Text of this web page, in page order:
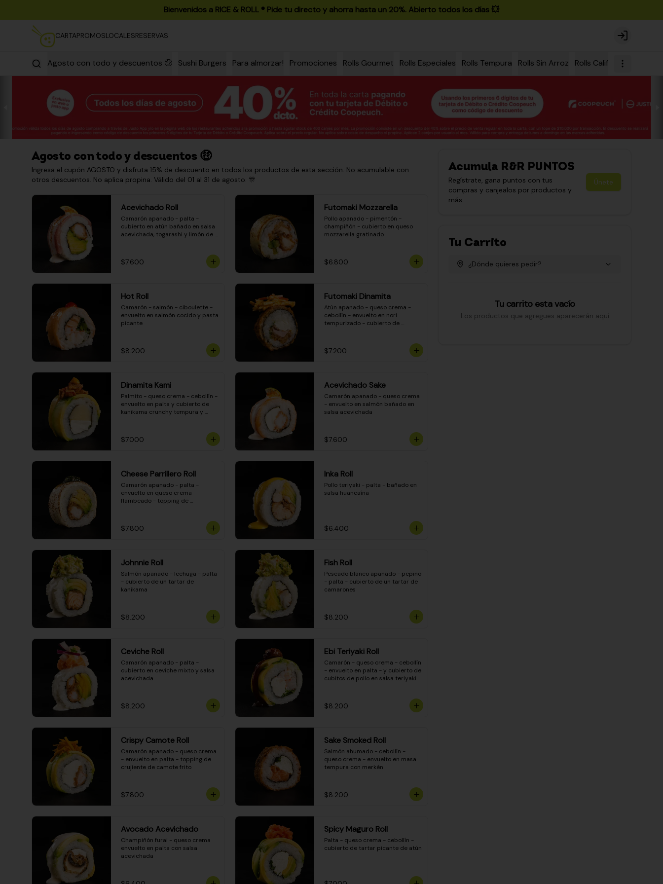
Bienvenidos a RICE & ROLL ®️ Pide tu directo y ahorra hasta un 20%. Abierto todos los días 💥
CARTAPROMOSLOCALESRESERVAS Login
Agosto con todo y descuentos 🤑 Sushi Burgers Para almorzar! Promociones Rolls Gourmet Rolls Especiales Rolls Tempura Rolls Sin Arroz Rolls California
Agosto con todo y descuentos 🤑
Ingresa el cupón AGOSTO y disfruta 15% de descuento en todos los productos de esta sección. No acumulable con
otros descuentos. No aplica propina. Válido del 01 al 31 de agosto. 🎊
Acevichado Roll
Camarón apanado - palta -
cubierto en atún bañado en salsa
acevichada, togarashi y limón de
$7.600
Futomaki Mozzarella
Pollo apanado - pimentón -
champiñón - cubierto en queso
mozzarella gratinado
$6.800
Hot Roll
Camarón - salmón - ciboulette -
envuelto en salmón cocido y pasta
picante
$8.200
Futomaki Dinamita
Atún apanado - queso crema -
cebollín - envuelto en nori
tempurizado - cubierto de
$7.200
Dinamita Kami
Palmito - queso crema - cebollín -
envuelto en palta y cubierto de
kanikama crunchy tempura y
$7.000
Acevichado Sake
Camarón apanado - queso crema
- envuelto en salmón bañado en
salsa acevichada
$7.600
Cheese Parrillero Roll
Camarón apanado - palta -
envuelto en queso crema
flambeado - topping de
$7.800
Inka Roll
Pollo teriyaki - palta - bañado en
salsa huancaína
$6.400
Johnnie Roll
Salmón apanado - lechuga - palta
- cubierto de un tartar de
kanikama
$8.200
Fish Roll
Pescado blanco apanado - pepino
- palta - cubierto de un tartar de
camarones
$8.200
Ceviche Roll
Camarón apanado - palta -
cubierto en ceviche mixto y salsa
acevichada
$8.200
Ebi Teriyaki Roll
Camarón - queso crema - cebollín
- envuelto en palta - y cubierto de
cubitos de pollo en salsa teriyaki
$8.200
Crispy Camote Roll
Camarón apanado - queso crema
- envuelto en palta - topping de
crujiente de camote frito
$7.800
Sake Smoked Roll
Salmón ahumado - cebollín -
queso crema - envuelto en masa
tempura con merkén
$8.200
Avocado Acevichado
Champiñón furai - queso crema
envuelto en palta con salsa
acevichada
Spicy Maguro Roll
Palta - queso crema - cebollín -
cubierto de tartar picante de atún
Acumula R&R PUNTOS
Regístrate, gana puntos con tus
compras y canjealos por productos y
más
Únete
Tu Carrito
¿Dónde quieres pedir?
Tu carrito esta vacío
Los productos que agregues aparecerán aquí